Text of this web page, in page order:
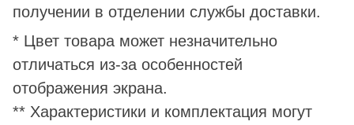
получении в отделении службы доставки.
* Цвет товара может незначительно
отличаться из-за особенностей
отображения экрана.
** Характеристики и комплектация могут